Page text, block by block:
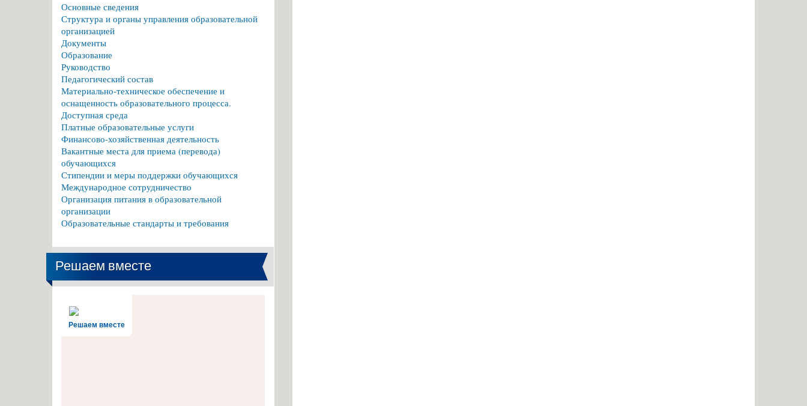
Основные сведения
Структура и органы управления образовательной
организацией
Документы
Образование
Руководство
Педагогический состав
Материально-техническое обеспечение и
оснащенность образовательного процесса.
Доступная среда
Платные образовательные услуги
Финансово-хозяйственная деятельность
Вакантные места для приема (перевода)
обучающихся
Стипендии и меры поддержки обучающихся
Международное сотрудничество
Организация питания в образовательной
организации
Образовательные стандарты и требования
Решаем вместе
Решаем вместе